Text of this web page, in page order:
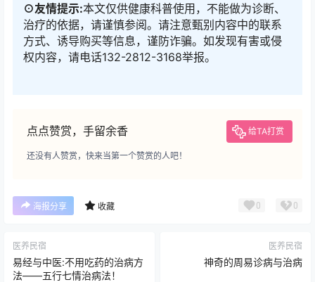
⊙友情提示:本文仅供健康科普使用，不能做为诊断、
治疗的依据，请谨慎参阅。请注意甄别内容中的联系
方式、诱导购买等信息，谨防诈骗。如发现有害或侵
权内容，请电话132-2812-3168举报。
点点赞赏，手留余香 给TA打赏
还没有人赞赏，快来当第一个赞赏的人吧！
海报分享 收藏 0 0
医养民宿
易经与中医:不用吃药的治病方
法——五行七情治病法！
医养民宿
神奇的周易诊病与治病